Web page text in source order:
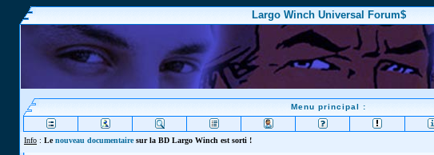
Largo Winch Universal Forum$
Menu principal :
Info : Lenouveau documentairesur la BD Largo Winch est sorti !